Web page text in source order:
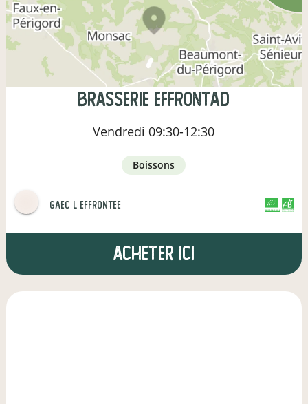
brasserie effrontad
Vendredi 09:30-12:30
boissons
gaec l effrontee
Acheter ici